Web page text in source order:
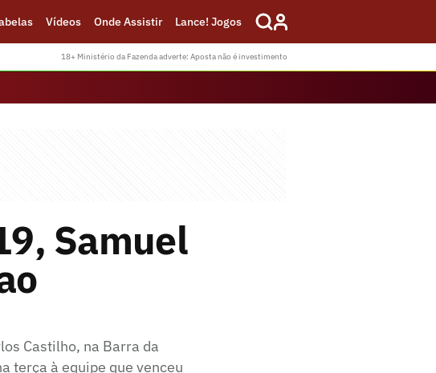
Vídeos Onde Assistir Lance! Jogos
18+ Ministério da Fazenda adverte: Aposta não é investimento
Samuel
Castilho, na Barra da
terça à equipe que venceu